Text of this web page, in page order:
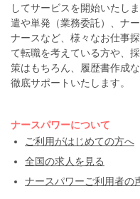
してサービスを開始いたし
遣や単発（業務委託）、ナ
ナースなど、様々なお仕事
て転職を考えている方や、
策はもちろん、履歴書作成
徹底サポートいたします。
ナースパワーについて
ご利用がはじめての方へ
全国の求人を見る
ナースパワーご利用者の